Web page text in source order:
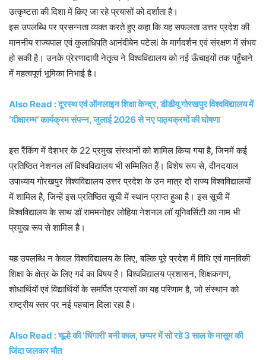
उत्कृष्टता की दिशा में किए जा रहे प्रयासों को दर्शाता है।
इस उपलब्धि पर प्रसन्नता व्यक्त करते हुए कहा कि यह सफलता उत्तर प्रदेश की
माननीय राज्यपाल एवं कुलाधिपति आनंदीबेन पटेलl के मार्गदर्शन एवं संरक्षण में संभव
हो सकी है। उनके प्रेरणादायी नेतृत्व ने विश्वविद्यालय को नई ऊँचाइयों तक पहुँचाने
में महत्वपूर्ण भूमिका निभाई है।
Also Read : दूरस्थ एवं ऑनलाइन शिक्षा केन्द्र, डीडीयू गोरखपुर विश्वविद्यालय में
‘दीक्षारम्भ’ कार्यक्रम संपन्न, जुलाई 2026 से नए पाठ्यक्रमों की घोषणा
इस रैंकिंग में देशभर के 22 प्रमुख संस्थानों को शामिल किया गया है, जिनमें कई
प्रतिष्ठित नेशनल लॉ विश्वविद्यालय भी सम्मिलित हैं। विशेष रूप से, दीनदयाल
उपाध्याय गोरखपुर विश्वविद्यालय उत्तर प्रदेश के उन मात्र दो राज्य विश्वविद्यालयों
में शामिल है, जिन्हें इस प्रतिष्ठित सूची में स्थान प्राप्त हुआ है। इस सूची में
विश्वविद्यालय के साथ डॉ राममनोहर लोहिया नेशनल लॉ यूनिवर्सिटी का नाम भी
प्रमुख रूप से शामिल है।
यह उपलब्धि न केवल विश्वविद्यालय के लिए, बल्कि पूरे प्रदेश में विधि एवं मानविकी
शिक्षा के क्षेत्र के लिए गर्व का विषय है। विश्वविद्यालय प्रशासन, शिक्षकगण,
शोधार्थियों एवं विद्यार्थियों के समर्पित प्रयासों का यह परिणाम है, जो संस्थान को
राष्ट्रीय स्तर पर नई पहचान दिला रहा है।
Also Read : चूल्हे की ‘चिंगारी’ बनी काल, छप्पर में सो रहे 3 साल के मासूम की
जिंदा जलकर मौत